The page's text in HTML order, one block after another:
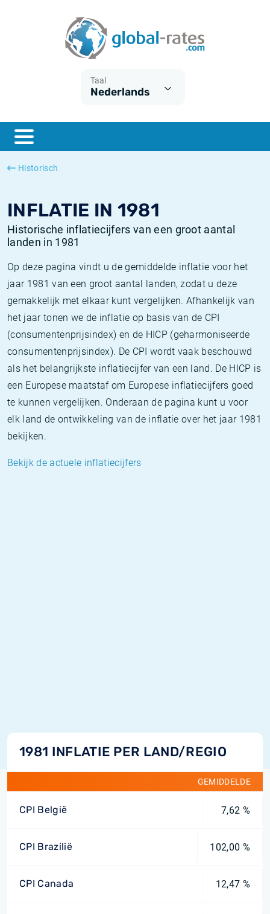
Taal
Nederlands
Historisch
INFLATIE IN 1981
Historische inflatiecijfers van een groot aantal
landen in 1981
Op deze pagina vindt u de gemiddelde inflatie voor het
jaar 1981 van een groot aantal landen, zodat u deze
gemakkelijk met elkaar kunt vergelijken. Afhankelijk van
het jaar tonen we de inflatie op basis van de CPI
(consumentenprijsindex) en de HICP (geharmoniseerde
consumentenprijsindex). De CPI wordt vaak beschouwd
als het belangrijkste inflatiecijfer van een land. De HICP is
een Europese maatstaf om Europese inflatiecijfers goed
te kunnen vergelijken. Onderaan de pagina kunt u voor
elk land de ontwikkeling van de inflatie over het jaar 1981
bekijken.
Bekijk de actuele inflatiecijfers
1981 INFLATIE PER LAND/REGIO
GEMIDDELDE
CPI België 7,62 %
CPI Brazilië 102,00 %
CPI Canada 12,47 %
ESTER
SONIA
Wat is CPI inflatie?
Wat is HICP inflatie?
Nederlandse inflatie - CPI
Amerikaanse inflatie - CPI
Euribor historie
SOFR historie
TONAR historie
Inflatiecalculator